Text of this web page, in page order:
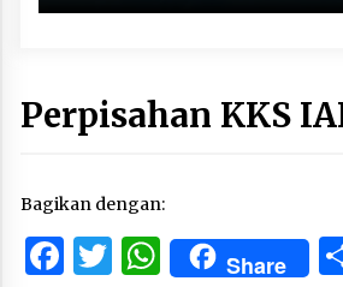
Perpisahan KKS
Bagikan dengan:
Facebook
TwitterShare